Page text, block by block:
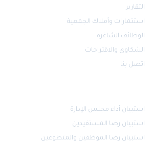
التقارير
استثمارات وأملاك الجمعية
الوظائف الشاغرة
الشكاوى والاقتراحات
اتصل بنا
استبيان أداء مجلس الإدارة
استبيان رضا المستفيدين
استبيان رضا الموظفين والمتطوعين